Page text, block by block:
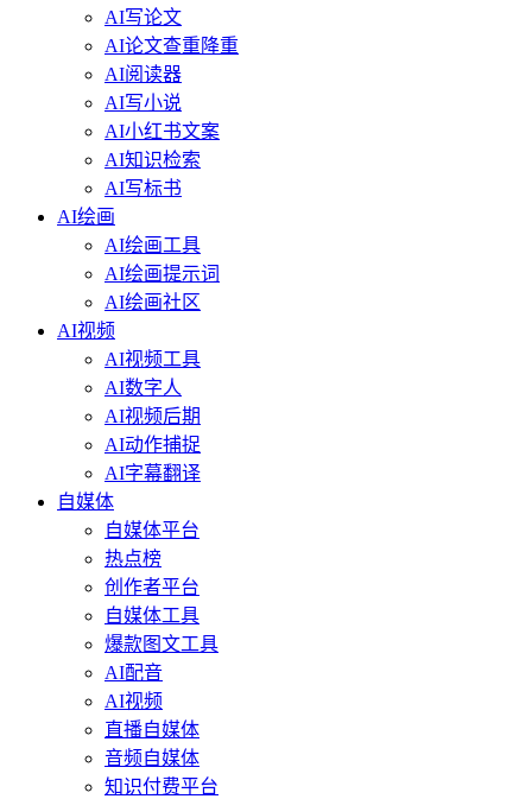
AI写论文
AI论文查重降重
AI阅读器
AI写小说
AI小红书文案
AI知识检索
AI写标书
AI绘画
AI绘画工具
AI绘画提示词
AI绘画社区
AI视频
AI视频工具
AI数字人
AI视频后期
AI动作捕捉
AI字幕翻译
自媒体
自媒体平台
热点榜
创作者平台
自媒体工具
爆款图文工具
AI配音
AI视频
直播自媒体
音频自媒体
知识付费平台